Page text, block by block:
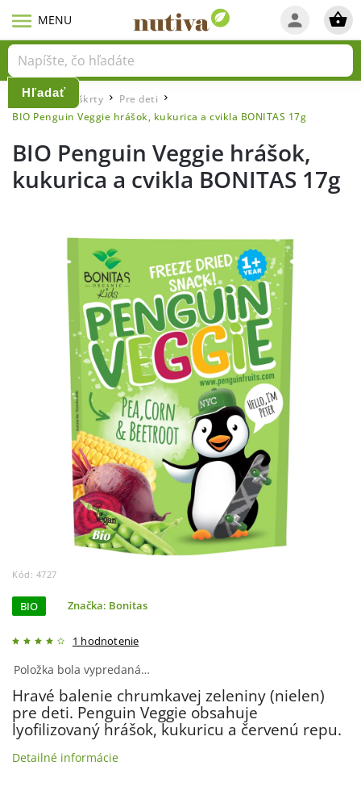
Hľadať
Domov / Maškrty / Pre deti /
BIO Penguin Veggie hrášok, kukurica a cvikla BONITAS 17g
BIO Penguin Veggie hrášok,
kukurica a cvikla BONITAS 17g
Kód: 4727
BIO
1 hodnotenie
Značka: Bonitas
Položka bola vypredaná…
Hravé balenie chrumkavej zeleniny (nielen)
pre deti. Penguin Veggie obsahuje
lyofilizovaný hrášok, kukuricu a červenú repu.
Detailné informácie